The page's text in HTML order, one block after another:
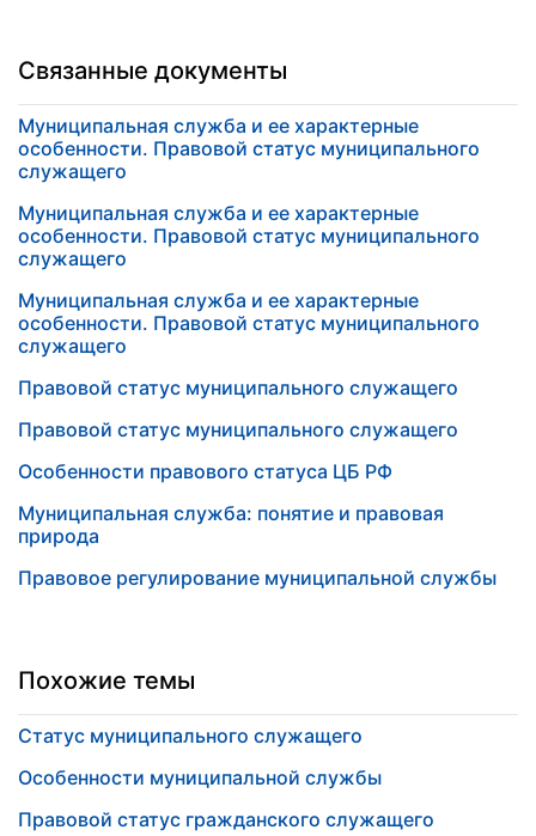
Связанные документы
Муниципальная служба и ее характерные
особенности. Правовой статус муниципального
служащего
Муниципальная служба и ее характерные
особенности. Правовой статус муниципального
служащего
Муниципальная служба и ее характерные
особенности. Правовой статус муниципального
служащего
Правовой статус муниципального служащего
Правовой статус муниципального служащего
Особенности правового статуса ЦБ РФ
Муниципальная служба: понятие и правовая
природа
Правовое регулирование муниципальной службы
Похожие темы
Статус муниципального служащего
Особенности муниципальной службы
Правовой статус гражданского служащего